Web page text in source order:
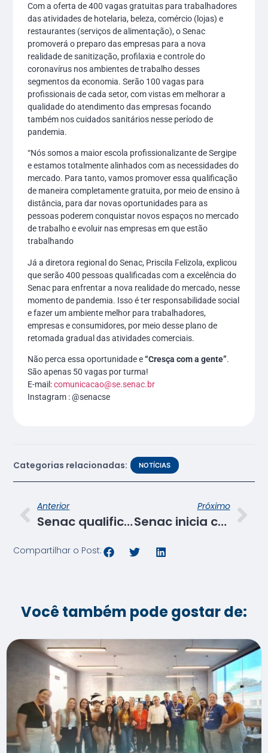
Com a oferta de 400 vagas gratuitas para trabalhadores
das atividades de hotelaria, beleza, comércio (lojas) e
restaurantes (serviços de alimentação), o Senac
promoverá o preparo das empresas para a nova
realidade de sanitização, profilaxia e controle do
coronavírus nos ambientes de trabalho desses
segmentos da economia. Serão 100 vagas para
profissionais de cada setor, com vistas em melhorar a
qualidade do atendimento das empresas focando
também nos cuidados sanitários nesse período de
pandemia.
“Nós somos a maior escola profissionalizante de Sergipe
e estamos totalmente alinhados com as necessidades do
mercado. Para tanto, vamos promover essa qualificação
de maneira completamente gratuita, por meio de ensino à
distância, para dar novas oportunidades para as
pessoas poderem conquistar novos espaços no mercado
de trabalho e evoluir nas empresas em que estão
trabalhando
Já a diretora regional do Senac, Priscila Felizola, explicou
que serão 400 pessoas qualificadas com a excelência do
Senac para enfrentar a nova realidade do mercado, nesse
momento de pandemia. Isso é ter responsabilidade social
e fazer um ambiente melhor para trabalhadores,
empresas e consumidores, por meio desse plano de
retomada gradual das atividades comerciais.
Não perca essa oportunidade e“Cresça com a gente”.
São apenas 50 vagas por turma!
E-mail:comunicacao@se.senac.br
Instagram : @senacse
Categorias relacionadas: NOTÍCIAS
Anterior
Senac qualificará gratuitamente profissionais para protocolos contra COVID
Próximo
Senac inicia capacitação gratuita de 600 profissionais em quatro áreas
Compartilhar o Post:
Você também pode gostar de: